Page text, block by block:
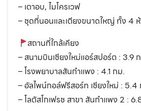
– เตาอบ, ไมโครเวฟ
– ชุดที่นอนและเตียงขนาดใหญ่ ทั้ง 4
สถานที่ใกล้เคียง
– สนามบินเชียงใหม่แอร์สปอร์ต : 3.9
– โรงพยาบาลสันกำแพง : 4.1 กม.
– อัลไพน์กอล์ฟรีสอร์ท เชียงใหม่ : 5.4
– โลตัสโกเฟรช สาขา สันกำแพง 2 :